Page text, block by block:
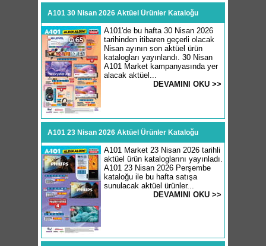
A101 30 Nisan 2026 Aktüel Ürünler Kataloğu
A101'de bu hafta 30 Nisan 2026
tarihinden itibaren geçerli olacak
Nisan ayının son aktüel ürün
katalogları yayınlandı. 30 Nisan
A101 Market kampanyasında yer
alacak aktüel...
DEVAMINI OKU >>
A101 23 Nisan 2026 Aktüel Ürünler Kataloğu
A101 Market 23 Nisan 2026 tarihli
aktüel ürün kataloglarını yayınladı.
A101 23 Nisan 2026 Perşembe
kataloğu ile bu hafta satışa
sunulacak aktüel ürünler...
DEVAMINI OKU >>